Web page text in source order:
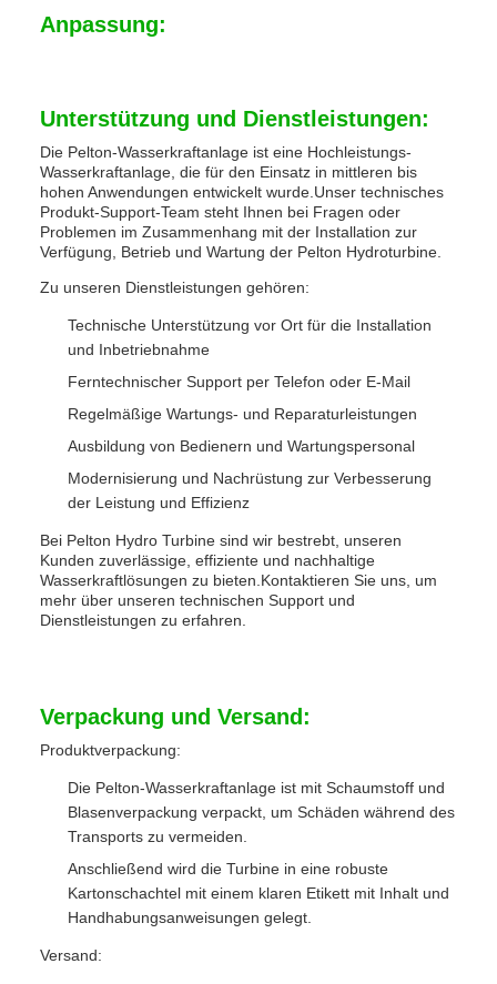
Anpassung:
Unterstützung und Dienstleistungen:
Die Pelton-Wasserkraftanlage ist eine Hochleistungs-
Wasserkraftanlage, die für den Einsatz in mittleren bis
hohen Anwendungen entwickelt wurde.Unser technisches
Produkt-Support-Team steht Ihnen bei Fragen oder
Problemen im Zusammenhang mit der Installation zur
Verfügung, Betrieb und Wartung der Pelton Hydroturbine.
Zu unseren Dienstleistungen gehören:
Technische Unterstützung vor Ort für die Installation
und Inbetriebnahme
Ferntechnischer Support per Telefon oder E-Mail
Regelmäßige Wartungs- und Reparaturleistungen
Ausbildung von Bedienern und Wartungspersonal
Modernisierung und Nachrüstung zur Verbesserung
der Leistung und Effizienz
Bei Pelton Hydro Turbine sind wir bestrebt, unseren
Kunden zuverlässige, effiziente und nachhaltige
Wasserkraftlösungen zu bieten.Kontaktieren Sie uns, um
mehr über unseren technischen Support und
Dienstleistungen zu erfahren.
Verpackung und Versand:
Produktverpackung:
Die Pelton-Wasserkraftanlage ist mit Schaumstoff und
Blasenverpackung verpackt, um Schäden während des
Transports zu vermeiden.
Anschließend wird die Turbine in eine robuste
Kartonschachtel mit einem klaren Etikett mit Inhalt und
Handhabungsanweisungen gelegt.
Versand: